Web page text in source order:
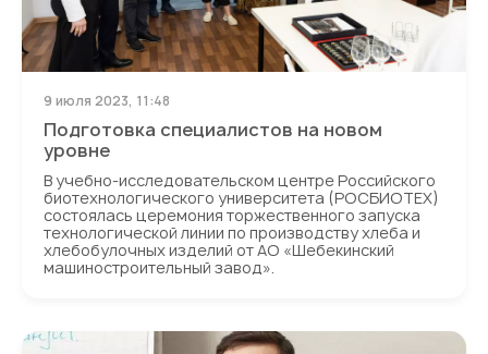
Подготовка специалистов на новом
уровне
9 июля 2023, 11:48
В учебно-исследовательском центре Российского
биотехнологического университета (РОСБИОТЕХ)
состоялась церемония торжественного запуска
технологической линии по производству хлеба и
хлебобулочных изделий от АО «Шебекинский
машиностроительный завод».